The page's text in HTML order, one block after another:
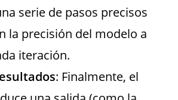
serie de pasos precisos
la precisión del modelo a
iteración.
: Finalmente, el